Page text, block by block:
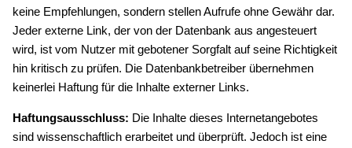
keine Empfehlungen, sondern stellen Aufrufe ohne Gewähr dar.
Jeder externe Link, der von der Datenbank aus angesteuert
wird, ist vom Nutzer mit gebotener Sorgfalt auf seine Richtigkeit
hin kritisch zu prüfen. Die Datenbankbetreiber übernehmen
keinerlei Haftung für die Inhalte externer Links.
Haftungsausschluss: Die Inhalte dieses Internetangebotes
sind wissenschaftlich erarbeitet und überprüft. Jedoch ist eine